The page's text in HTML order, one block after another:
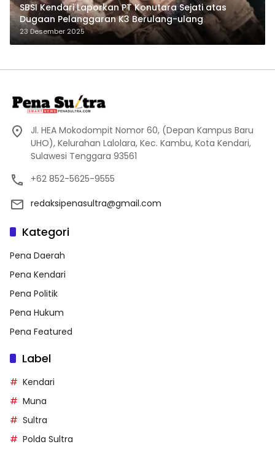
SBSI Kendari Laporkan PT Konutara Sejati atas
Dugaan Pelanggaran K3 Berulang-ulang
23 Desember 2025
Jl. HEA Mokodompit Nomor 60, (Depan Kampus Baru
UHO), Kelurahan Lalolara, Kec. Kambu, Kota Kendari,
Sulawesi Tenggara 93561
+62 852-5625-9555
redaksipenasultra@gmail.com
Kategori
Pena Daerah
Pena Kendari
Pena Politik
Pena Hukum
Pena Featured
Label
Kendari
Muna
Sultra
Polda Sultra